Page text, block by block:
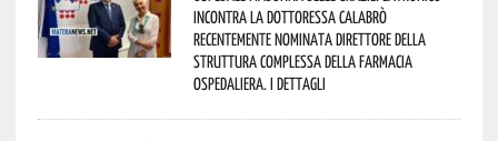
incontra la dottoressa Calabrò
recentemente nominata Direttore della
Struttura Complessa della Farmacia
Ospedaliera. I dettagli